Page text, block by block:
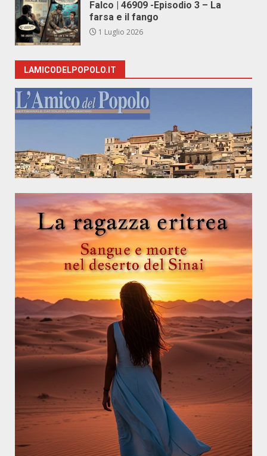
Falco | 46909 -Episodio 3 – La
farsa e il fango
1 Luglio 2026
LAMICODELPOPOLO.IT